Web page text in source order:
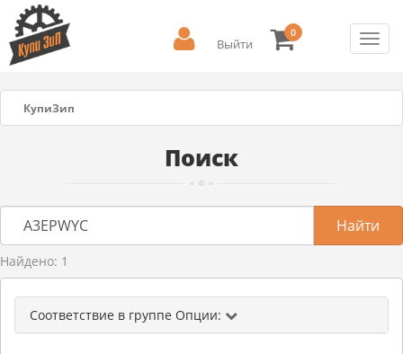
Выйти
0
КупиЗип
Поиск
Найдено: 1
Соответствие в группе Опции: